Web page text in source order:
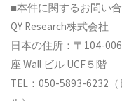
■本件に関するお問い
QY Research株式会社
日本の住所：〒104-
座 Wall ビル UCF５階
TEL：050-5893-6232